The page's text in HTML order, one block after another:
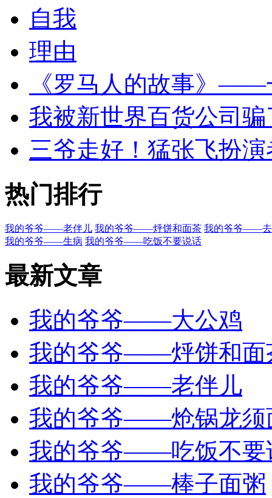
自我
理由
《罗马人的故事》——
我被新世界百货公司
三爷走好！猛张飞扮
热门排行
我的爷爷——老伴儿 我的爷爷——烀饼和面茶 我的爷爷——
我的爷爷——生病 我的爷爷——吃饭不要说话
最新文章
我的爷爷——大公鸡
我的爷爷——烀饼和面
我的爷爷——老伴儿
我的爷爷——炝锅龙须
我的爷爷——吃饭不要
我的爷爷——棒子面粥